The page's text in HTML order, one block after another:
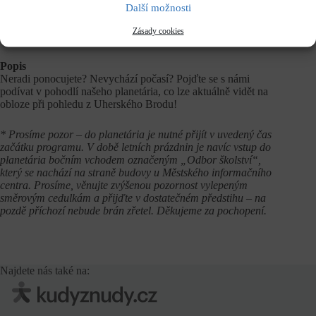
Další možnosti
Zásady cookies
Popis
Neradi ponocujete? Nevychází počasí? Pojďte se s námi
podívat v pohodlí našeho planetária, co lze aktuálně vidět na
obloze při pohledu z Uherského Brodu!
* Prosíme pozor – do planetária je nutné přijít v uvedený čas
začátku programu. V době letních prázdnin je navíc vstup do
planetária bočním vchodem označeným „Odbor školství“,
který se nachází na straně budovy u Městského informačního
centra. Prosíme, věnujte zvýšenou pozornost vylepeným
směrovým cedulkám a přijďte v dostatečném předstihu – na
pozdě příchozí nebude brán zřetel. Děkujeme za pochopení.
Najdete nás také na: